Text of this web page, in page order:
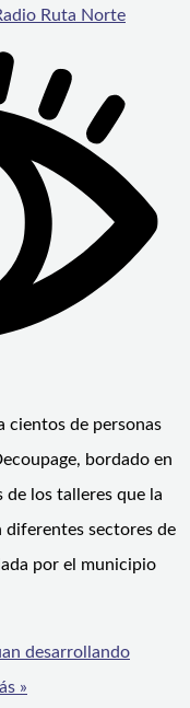
Ruta Norte
cientos de personas
bordado en
los talleres que la
diferentes sectores de
por el municipio
desarrollando
»